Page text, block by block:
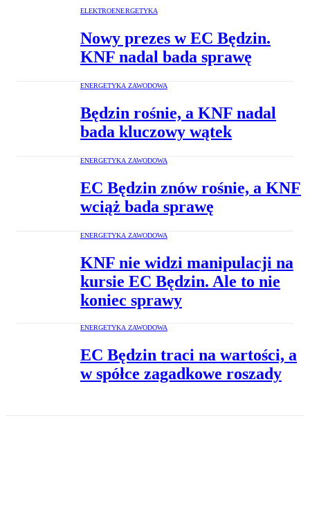
ELEKTROENERGETYKA
Nowy prezes w EC Będzin.
KNF nadal bada sprawę
ENERGETYKA ZAWODOWA
Będzin rośnie, a KNF nadal
bada kluczowy wątek
ENERGETYKA ZAWODOWA
EC Będzin znów rośnie, a KNF
wciąż bada sprawę
ENERGETYKA ZAWODOWA
KNF nie widzi manipulacji na
kursie EC Będzin. Ale to nie
koniec sprawy
ENERGETYKA ZAWODOWA
EC Będzin traci na wartości, a
w spółce zagadkowe roszady